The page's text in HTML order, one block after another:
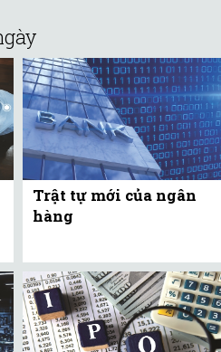
Trật tự mới của ngân
hàng